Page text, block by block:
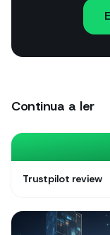
Continua a ler
Trustpilot review